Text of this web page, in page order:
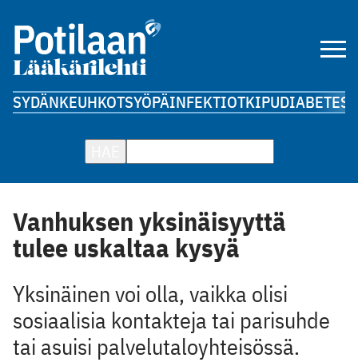
SYDÄNKEUHKOTSYÖPÄINFEKTIOTKIPUDIABETES
Vanhuksen yksinäisyyttä
tulee uskaltaa kysyä
Yksinäinen voi olla, vaikka olisi
sosiaalisia kontakteja tai parisuhde
tai asuisi palvelutaloyhteisössä.